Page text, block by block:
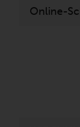
Online-